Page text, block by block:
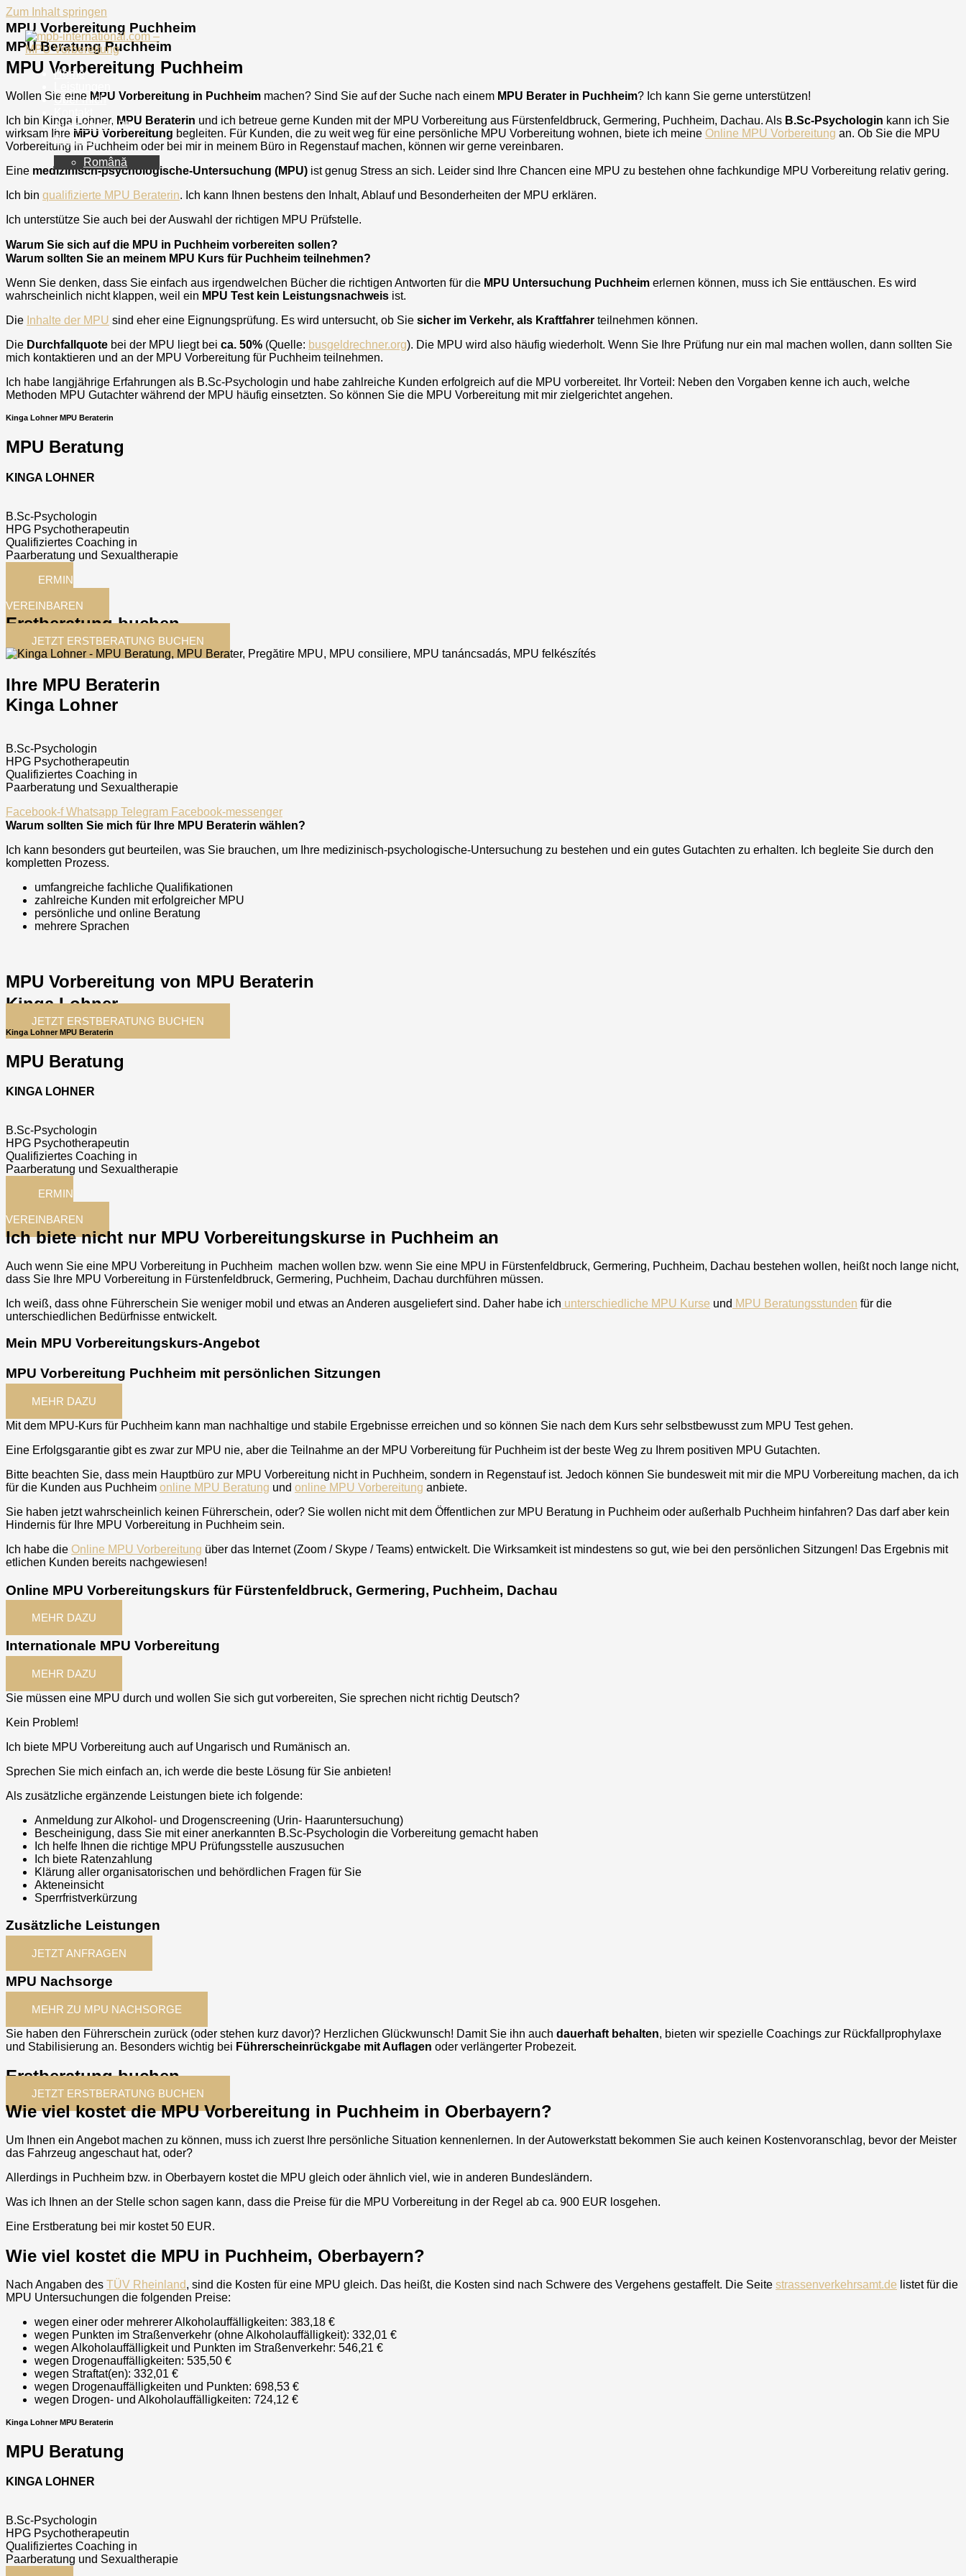
Zum Inhalt springen
Home
Über mich
Alles über MPU
Deutsch
Română
MPU Vorbereitung Puchheim
MPU Beratung Puchheim
MPU Vorbereitung Puchheim
Wollen Sie eine MPU Vorbereitung in Puchheim machen? Sind Sie auf der Suche nach einem MPU Berater in Puchheim? Ich kann Sie gerne unterstützen!
Ich bin Kinga Lohner, MPU Beraterin und ich betreue gerne Kunden mit der MPU Vorbereitung aus Fürstenfeldbruck, Germering, Puchheim, Dachau. Als B.Sc-Psychologin kann ich Sie
wirksam Ihre MPU Vorbereitung begleiten. Für Kunden, die zu weit weg für eine persönliche MPU Vorbereitung wohnen, biete ich meine Online MPU Vorbereitung an. Ob Sie die MPU
Vorbereitung in Puchheim oder bei mir in meinem Büro in Regenstauf machen, können wir gerne vereinbaren.
Eine medizinisch-psychologische-Untersuchung (MPU) ist genug Stress an sich. Leider sind Ihre Chancen eine MPU zu bestehen ohne fachkundige MPU Vorbereitung relativ gering.
Ich bin qualifizierte MPU Beraterin. Ich kann Ihnen bestens den Inhalt, Ablauf und Besonderheiten der MPU erklären.
Ich unterstütze Sie auch bei der Auswahl der richtigen MPU Prüfstelle.
Warum Sie sich auf die MPU in Puchheim vorbereiten sollen?
Warum sollten Sie an meinem MPU Kurs für Puchheim teilnehmen?
Wenn Sie denken, dass Sie einfach aus irgendwelchen Bücher die richtigen Antworten für die MPU Untersuchung Puchheim erlernen können, muss ich Sie enttäuschen. Es wird
wahrscheinlich nicht klappen, weil ein MPU Test kein Leistungsnachweis ist.
Die Inhalte der MPU sind eher eine Eignungsprüfung. Es wird untersucht, ob Sie sicher im Verkehr, als Kraftfahrer teilnehmen können.
Die Durchfallquote bei der MPU liegt bei ca. 50% (Quelle: busgeldrechner.org). Die MPU wird also häufig wiederholt. Wenn Sie Ihre Prüfung nur ein mal machen wollen, dann sollten Sie
mich kontaktieren und an der MPU Vorbereitung für Puchheim teilnehmen.
Ich habe langjährige Erfahrungen als B.Sc-Psychologin und habe zahlreiche Kunden erfolgreich auf die MPU vorbereitet. Ihr Vorteil: Neben den Vorgaben kenne ich auch, welche
Methoden MPU Gutachter während der MPU häufig einsetzten. So können Sie die MPU Vorbereitung mit mir zielgerichtet angehen.
Kinga Lohner MPU Beraterin
MPU Beratung
KINGA LOHNER
B.Sc-Psychologin
HPG Psychotherapeutin
Qualifiziertes Coaching in
Paarberatung und Sexualtherapie
TERMIN
VEREINBAREN
Erstberatung buchen
JETZT ERSTBERATUNG BUCHEN
Ihre MPU Beraterin
Kinga Lohner
B.Sc-Psychologin
HPG Psychotherapeutin
Qualifiziertes Coaching in
Paarberatung und Sexualtherapie
Facebook-f Whatsapp Telegram Facebook-messenger
Warum sollten Sie mich für Ihre MPU Beraterin wählen?
Ich kann besonders gut beurteilen, was Sie brauchen, um Ihre medizinisch-psychologische-Untersuchung zu bestehen und ein gutes Gutachten zu erhalten. Ich begleite Sie durch den
kompletten Prozess.
umfangreiche fachliche Qualifikationen
zahlreiche Kunden mit erfolgreicher MPU
persönliche und online Beratung
mehrere Sprachen
MPU Vorbereitung von MPU Beraterin
Kinga Lohner
JETZT ERSTBERATUNG BUCHEN
Kinga Lohner MPU Beraterin
MPU Beratung
KINGA LOHNER
B.Sc-Psychologin
HPG Psychotherapeutin
Qualifiziertes Coaching in
Paarberatung und Sexualtherapie
TERMIN
VEREINBAREN
Ich biete nicht nur MPU Vorbereitungskurse in Puchheim an
Auch wenn Sie eine MPU Vorbereitung in Puchheim machen wollen bzw. wenn Sie eine MPU in Fürstenfeldbruck, Germering, Puchheim, Dachau bestehen wollen, heißt noch lange nicht,
dass Sie Ihre MPU Vorbereitung in Fürstenfeldbruck, Germering, Puchheim, Dachau durchführen müssen.
Ich weiß, dass ohne Führerschein Sie weniger mobil und etwas an Anderen ausgeliefertsind. Daher habe ich unterschiedliche MPU Kurse und MPU Beratungsstunden für die
unterschiedlichen Bedürfnisse entwickelt.
Mein MPU Vorbereitungskurs-Angebot
MPU Vorbereitung Puchheim mit persönlichen Sitzungen
MEHR DAZU
Mit dem MPU-Kurs für Puchheim kann man nachhaltige und stabile Ergebnisse erreichen und so können Sie nach dem Kurs sehr selbstbewusst zum MPU Test gehen.
Eine Erfolgsgarantie gibt es zwar zur MPU nie, aber die Teilnahme an der MPU Vorbereitung für Puchheim ist der beste Weg zu Ihrem positiven MPU Gutachten.
Bitte beachten Sie, dass mein Hauptbüro zur MPU Vorbereitung nicht in Puchheim, sondern in Regenstauf ist. Jedoch können Sie bundesweit mit mir die MPU Vorbereitung machen, da ich
für die Kunden aus Puchheim online MPU Beratung und online MPU Vorbereitung anbiete.
Sie haben jetzt wahrscheinlich keinen Führerschein, oder? Sie wollen nicht mit dem Öffentlichen zur MPU Beratung in Puchheim oder außerhalb Puchheim hinfahren? Das darf aber kein
Hindernis für Ihre MPU Vorbereitung in Puchheim sein.
Ich habe die Online MPU Vorbereitung über das Internet (Zoom / Skype / Teams) entwickelt. Die Wirksamkeit ist mindestens so gut, wie bei den persönlichen Sitzungen! Das Ergebnis mit
etlichen Kunden bereits nachgewiesen!
Online MPU Vorbereitungskurs für Fürstenfeldbruck, Germering, Puchheim, Dachau
MEHR DAZU
Internationale MPU Vorbereitung
MEHR DAZU
Sie müssen eine MPU durch und wollen Sie sich gut vorbereiten, Sie sprechen nicht richtig Deutsch?
Kein Problem!
Ich biete MPU Vorbereitung auch auf Ungarisch und Rumänisch an.
Sprechen Sie mich einfach an, ich werde die beste Lösung für Sie anbieten!
Als zusätzliche ergänzende Leistungen biete ich folgende:
Anmeldung zur Alkohol- und Drogenscreening (Urin- Haaruntersuchung)
Bescheinigung, dass Sie mit einer anerkannten B.Sc-Psychologin die Vorbereitung gemacht haben
Ich helfe Ihnen die richtige MPU Prüfungsstelle auszusuchen
Ich biete Ratenzahlung
Klärung aller organisatorischen und behördlichen Fragen für Sie
Akteneinsicht
Sperrfristverkürzung
Zusätzliche Leistungen
JETZT ANFRAGEN
MPU Nachsorge
MEHR ZU MPU NACHSORGE
Sie haben den Führerschein zurück (oder stehen kurz davor)? Herzlichen Glückwunsch! Damit Sie ihn auch dauerhaft behalten, bieten wir spezielle Coachings zur Rückfallprophylaxe
und Stabilisierung an. Besonders wichtig bei Führerscheinrückgabe mit Auflagen oder verlängerter Probezeit.
Erstberatung buchen
JETZT ERSTBERATUNG BUCHEN
Wie viel kostet die MPU Vorbereitung in Puchheim in Oberbayern?
Um Ihnen ein Angebot machen zu können, muss ich zuerst Ihre persönliche Situation kennenlernen. In der Autowerkstatt bekommen Sie auch keinen Kostenvoranschlag, bevor der Meister
das Fahrzeug angeschaut hat, oder?
Allerdings in Puchheim bzw. in Oberbayern kostet die MPU gleich oder ähnlich viel, wie in anderen Bundesländern.
Was ich Ihnen an der Stelle schon sagen kann, dass die Preise für die MPU Vorbereitung in der Regel ab ca. 900 EUR losgehen.
Eine Erstberatung bei mir kostet 50 EUR.
Wie viel kostet die MPU in Puchheim, Oberbayern?
Nach Angaben des TÜV Rheinland, sind die Kosten für eine MPU gleich. Das heißt, die Kosten sind nach Schwere des Vergehens gestaffelt. Die Seite strassenverkehrsamt.de listet für die
MPU Untersuchungen die folgenden Preise:
wegen einer oder mehrerer Alkoholauffälligkeiten: 383,18 €
wegen Punkten im Straßenverkehr (ohne Alkoholauffälligkeit): 332,01 €
wegen Alkoholauffälligkeit und Punkten im Straßenverkehr: 546,21 €
wegen Drogenauffälligkeiten: 535,50 €
wegen Straftat(en): 332,01 €
wegen Drogenauffälligkeiten und Punkten: 698,53 €
wegen Drogen- und Alkoholauffälligkeiten: 724,12 €
Kinga Lohner MPU Beraterin
MPU Beratung
KINGA LOHNER
B.Sc-Psychologin
HPG Psychotherapeutin
Qualifiziertes Coaching in
Paarberatung und Sexualtherapie